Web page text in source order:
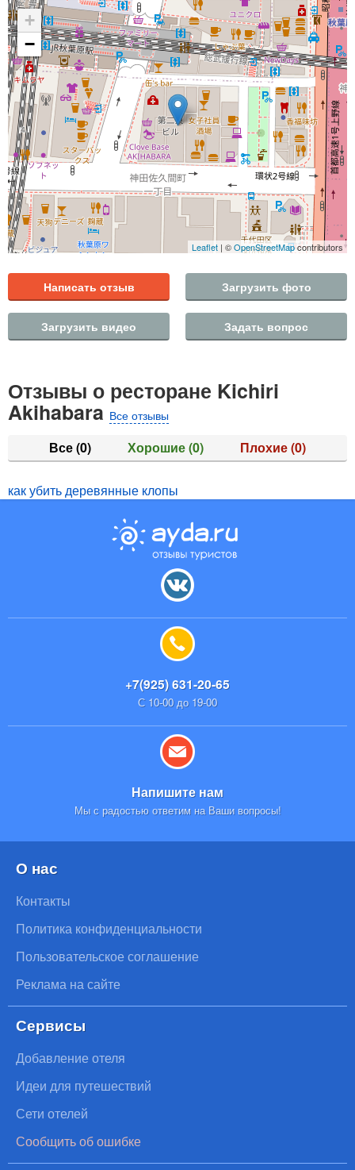
+
−
Leaflet | ©OpenStreetMapcontributors
Написать отзыв Загрузить фото
Загрузить видео Задать вопрос
Отзывы о ресторане Kichiri
Akihabara Все отзывы
Все(0) Хорошие(0) Плохие(0)
как убить деревянные клопы
+7(925) 631-20-65
С 10-00 до 19-00
Напишите нам
Мы с радостью ответим на Ваши вопросы!
О нас
Контакты
Политика конфиденциальности
Пользовательское соглашение
Реклама на сайте
Сервисы
Добавление отеля
Идеи для путешествий
Сети отелей
Сообщить об ошибке